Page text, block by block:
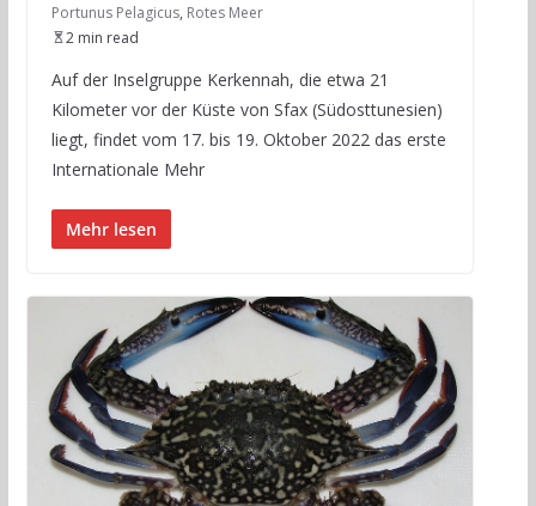
Portunus Pelagicus, Rotes Meer
2 min read
Auf der Inselgruppe Kerkennah, die etwa 21
Kilometer vor der Küste von Sfax (Südosttunesien)
liegt, findet vom 17. bis 19. Oktober 2022 das erste
Internationale Mehr
Mehr lesen